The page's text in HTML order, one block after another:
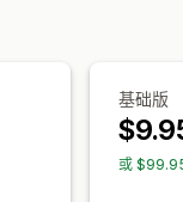
基础版
或